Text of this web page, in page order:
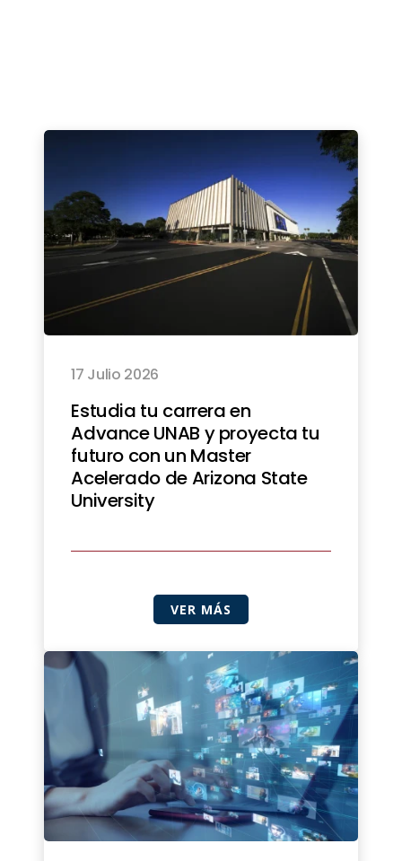
17 Julio 2026
Estudia tu carrera en
Advance UNAB y proyecta tu
futuro con un Master
Acelerado de Arizona State
University
VER MÁS